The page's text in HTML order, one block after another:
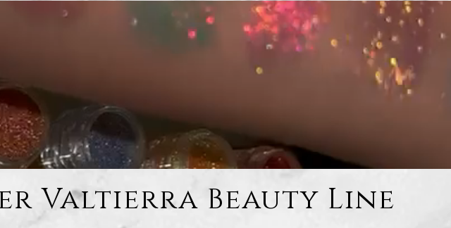
Valtierra Beauty Line